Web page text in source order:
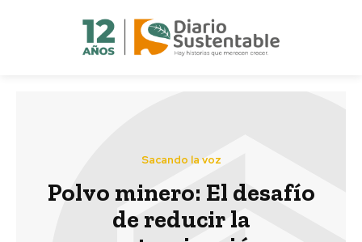
Sacando la voz
Polvo minero: El desafío
de reducir la